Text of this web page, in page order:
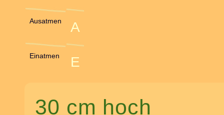
Ausatmen A
Einatmen E
30 cm hoch